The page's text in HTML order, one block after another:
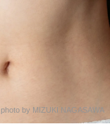
photo by MIZUKI NAGASAWA